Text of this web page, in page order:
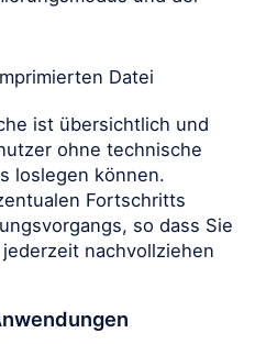
Datei
ist übersichtlich und
ohne technische
loslegen können.
Fortschritts
so dass Sie
nachvollziehen